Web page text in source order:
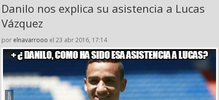
Danilo nos explica su asistencia a Lucas
Vázquez
por elnavarrooo el 23 abr 2016, 17:14